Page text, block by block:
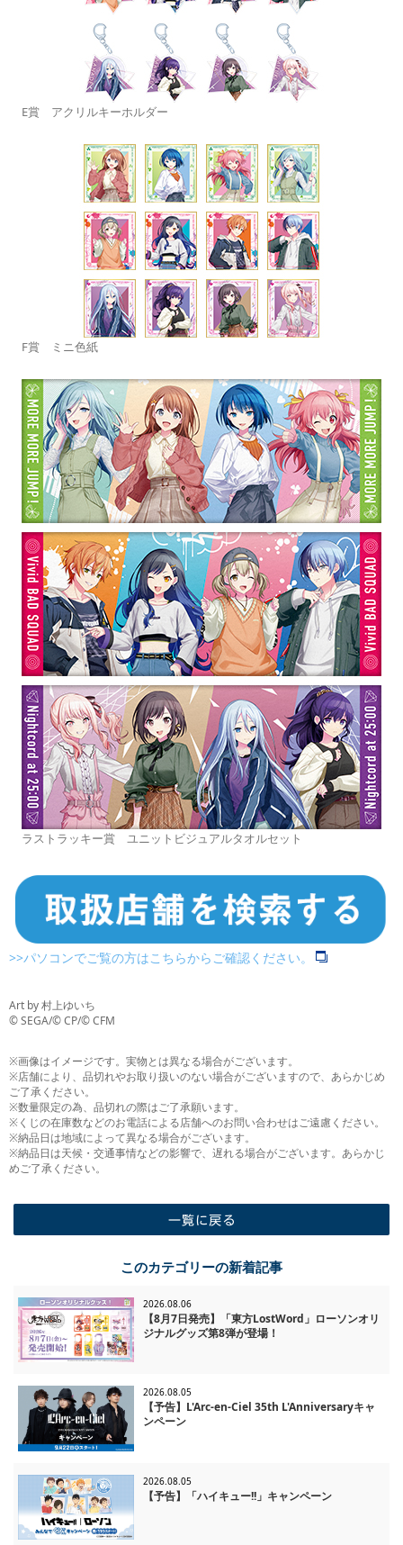
E賞 アクリルキーホルダー
F賞 ミニ色紙
ラストラッキー賞 ユニットビジュアルタオルセット
>>パソコンでご覧の方はこちらからご確認ください。
Art by 村上ゆいち
© SEGA/© CP/© CFM
※画像はイメージです。実物とは異なる場合がございます。
※店舗により、品切れやお取り扱いのない場合がございますので、あらかじめ
ご了承ください。
※数量限定の為、品切れの際はご了承願います。
※くじの在庫数などのお電話による店舗へのお問い合わせはご遠慮ください。
※納品日は地域によって異なる場合がございます。
※納品日は天候・交通事情などの影響で、遅れる場合がございます。あらかじ
めご了承ください。
このカテゴリーの新着記事
2026.08.06
【8月7日発売】「東方LostWord」ローソンオリ
ジナルグッズ第8弾が登場！
2026.08.05
【予告】L'Arc-en-Ciel 35th L'Anniversaryキャ
ンペーン
2026.08.05
【予告】「ハイキュー!!」キャンペーン